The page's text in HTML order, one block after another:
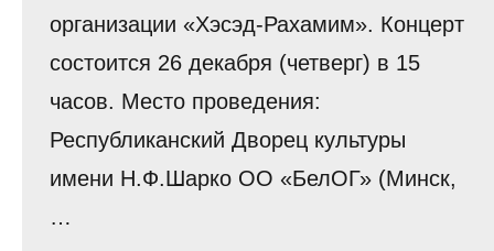
организации «Хэсэд-Рахамим». Концерт
состоится 26 декабря (четверг) в 15
часов. Место проведения:
Республиканский Дворец культуры
имени Н.Ф.Шарко ОО «БелОГ» (Минск,
…